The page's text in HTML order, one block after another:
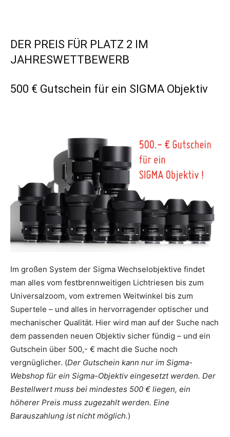
DER PREIS FÜR PLATZ 2 IM
JAHRESWETTBEWERB
500 € Gutschein für ein SIGMA Objektiv
Im großen System der Sigma Wechselobjektive findet
man alles vom festbrennweitigen Lichtriesen bis zum
Universalzoom, vom extremen Weitwinkel bis zum
Supertele – und alles in hervorragender optischer und
mechanischer Qualität. Hier wird man auf der Suche nach
dem passenden neuen Objektiv sicher fündig – und ein
Gutschein über 500,- € macht die Suche noch
vergnüglicher. (Der Gutschein kann nur im Sigma-
Webshop für ein Sigma-Objektiv eingesetzt werden. Der
Bestellwert muss bei mindestes 500 € liegen, ein
höherer Preis muss zugezahlt werden. Eine
Barauszahlung ist nicht möglich.)